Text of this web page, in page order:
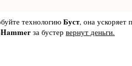
технологию Буст, она ускоряет
за бустер вернут деньги.